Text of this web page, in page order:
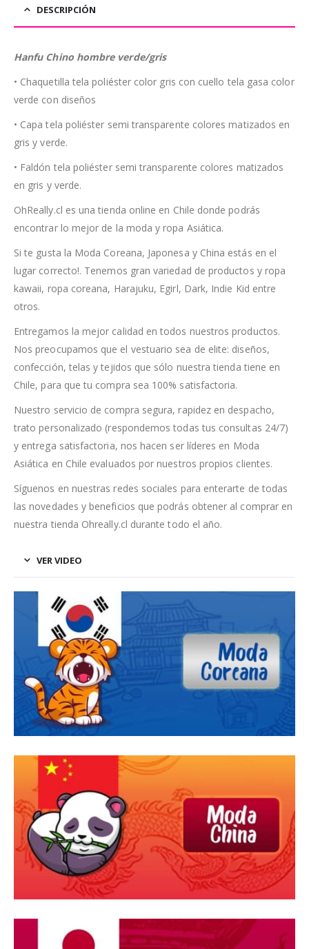
DESCRIPCIÓN
Hanfu Chino hombre verde/gris
• Chaquetilla tela poliéster color gris con cuello tela gasa color
verde con diseños
• Capa tela poliéster semi transparente colores matizados en
gris y verde.
• Faldón tela poliéster semi transparente colores matizados
en gris y verde.
OhReally.cl es una tienda online en Chile donde podrás
encontrar lo mejor de la moda y ropa Asiática.
Si te gusta la Moda Coreana, Japonesa y China estás en el
lugar correcto!. Tenemos gran variedad de productos y ropa
kawaii, ropa coreana, Harajuku, Egirl, Dark, Indie Kid entre
otros.
Entregamos la mejor calidad en todos nuestros productos.
Nos preocupamos que el vestuario sea de elite: diseños,
confección, telas y tejidos que sólo nuestra tienda tiene en
Chile, para que tu compra sea 100% satisfactoria.
Nuestro servicio de compra segura, rapidez en despacho,
trato personalizado (respondemos todas tus consultas 24/7)
y entrega satisfactoria, nos hacen ser líderes en Moda
Asiática en Chile evaluados por nuestros propios clientes.
Síguenos en nuestras redes sociales para enterarte de todas
las novedades y beneficios que podrás obtener al comprar en
nuestra tienda Ohreally.cl durante todo el año.
VER VIDEO